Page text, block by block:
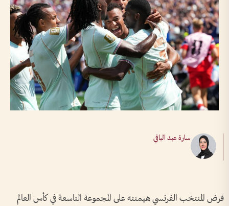
سارة عبد الباقي
فرض المنتخب الفرنسي هيمنته على المجموعة التاسعة في كأس العالم